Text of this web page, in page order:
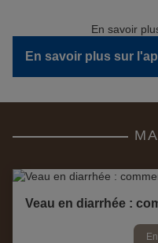
En savoir plus sur
Veau en diarrhée :